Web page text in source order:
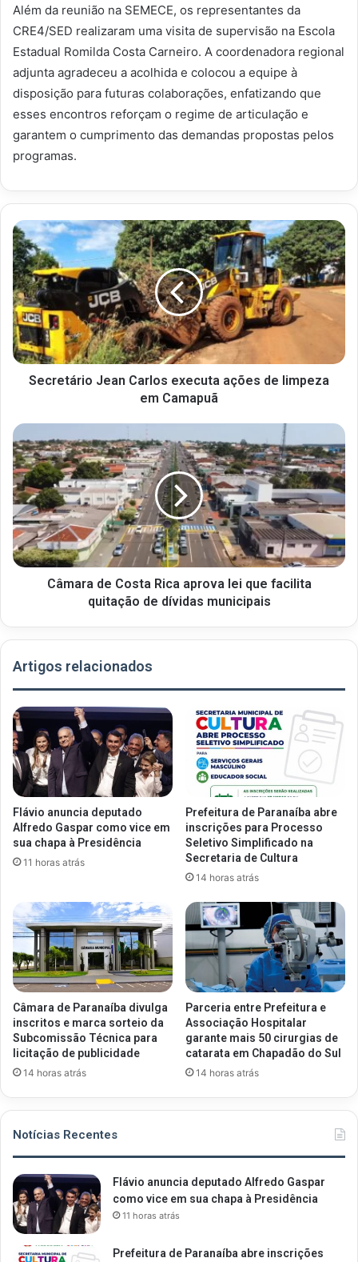
Além da reunião na SEMECE, os representantes da
CRE4/SED realizaram uma visita de supervisão na Escola
Estadual Romilda Costa Carneiro. A coordenadora regional
adjunta agradeceu a acolhida e colocou a equipe à
disposição para futuras colaborações, enfatizando que
esses encontros reforçam o regime de articulação e
garantem o cumprimento das demandas propostas pelos
programas.
Secretário Jean Carlos executa ações de limpeza
em Camapuã
Câmara de Costa Rica aprova lei que facilita
quitação de dívidas municipais
Artigos relacionados
Flávio anuncia deputado
Alfredo Gaspar como vice em
sua chapa à Presidência
11 horas atrás
Prefeitura de Paranaíba abre
inscrições para Processo
Seletivo Simplificado na
Secretaria de Cultura
14 horas atrás
Câmara de Paranaíba divulga
inscritos e marca sorteio da
Subcomissão Técnica para
licitação de publicidade
14 horas atrás
Parceria entre Prefeitura e
Associação Hospitalar
garante mais 50 cirurgias de
catarata em Chapadão do Sul
14 horas atrás
Notícias Recentes
Flávio anuncia deputado Alfredo Gaspar
como vice em sua chapa à Presidência
11 horas atrás
Prefeitura de Paranaíba abre inscrições